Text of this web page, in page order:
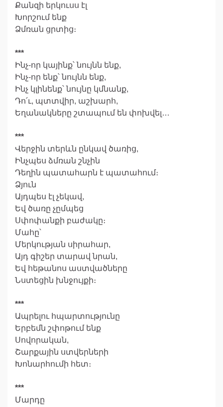
Քանզի երկուսս էլ
Խորշում ենք
Ձմռան ցրտից։
***
Ինչ-որ կայինք՝ նույնն ենք,
Ինչ-որ ենք՝ նույնն ենք,
Ինչ կլինենք՝ նույնը կմնանք,
Դո՛ւ, պտտվիր, աշխարհ,
Եղանակները շտապում են փոխվել…
***
Վերջին տերևն ընկավ ծառից,
Ինչպես ձմռան շնչին
Դեղին պատահարն է պատահում։
Ձյուն
Այդպես էլ չեկավ,
Եվ ծառը չըմպեց
Սփոփանքի բաժակը։
Մահը՝
Մերկության սիրահար,
Այդ գիշեր տարավ նրան,
Եվ հեթանոս աստվածները
Նստեցին խնջույքի։
***
Ապրելու հպարտությունը
Երբեմն շփոթում ենք
Սովորական,
Շարքային ստվերների
Խոնարհումի հետ։
***
Մարդը